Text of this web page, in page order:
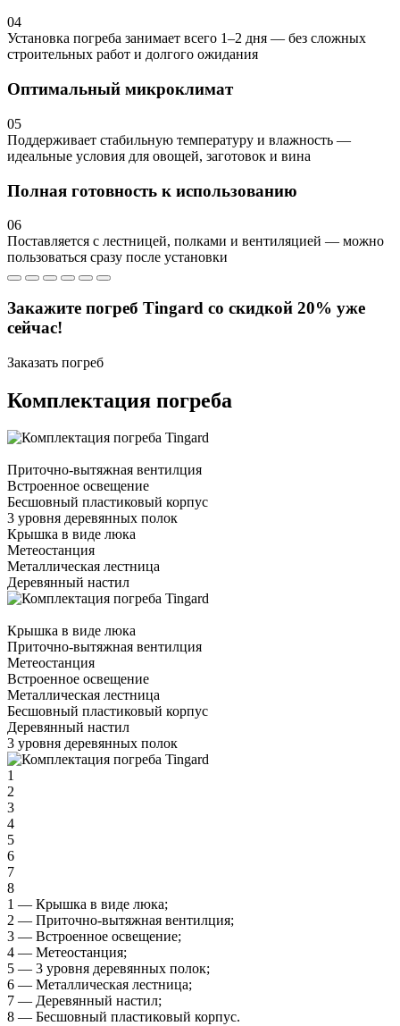
04
Установка погреба занимает всего 1–2 дня — без сложных
строительных работ и долгого ожидания
Оптимальный микроклимат
05
Поддерживает стабильную температуру и влажность —
идеальные условия для овощей, заготовок и вина
Полная готовность к использованию
06
Поставляется с лестницей, полками и вентиляцией — можно
пользоваться сразу после установки
Закажите погреб Tingard со скидкой 20% уже
сейчас!
Заказать погреб
Комплектация погреба
Приточно-вытяжная вентилция
Встроенное освещение
Бесшовный пластиковый корпус
3 уровня деревянных полок
Крышка в виде люка
Метеостанция
Металлическая лестница
Деревянный настил
Крышка в виде люка
Приточно-вытяжная вентилция
Метеостанция
Встроенное освещение
Металлическая лестница
Бесшовный пластиковый корпус
Деревянный настил
3 уровня деревянных полок
1
2
3
4
5
6
7
8
1 — Крышка в виде люка;
2 — Приточно-вытяжная вентилция;
3 — Встроенное освещение;
4 — Метеостанция;
5 — 3 уровня деревянных полок;
6 — Металлическая лестница;
7 — Деревянный настил;
8 — Бесшовный пластиковый корпус.